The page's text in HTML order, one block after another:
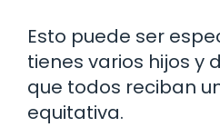
Esto puede ser
tienes varios hijos y
que todos reciban
equitativa.